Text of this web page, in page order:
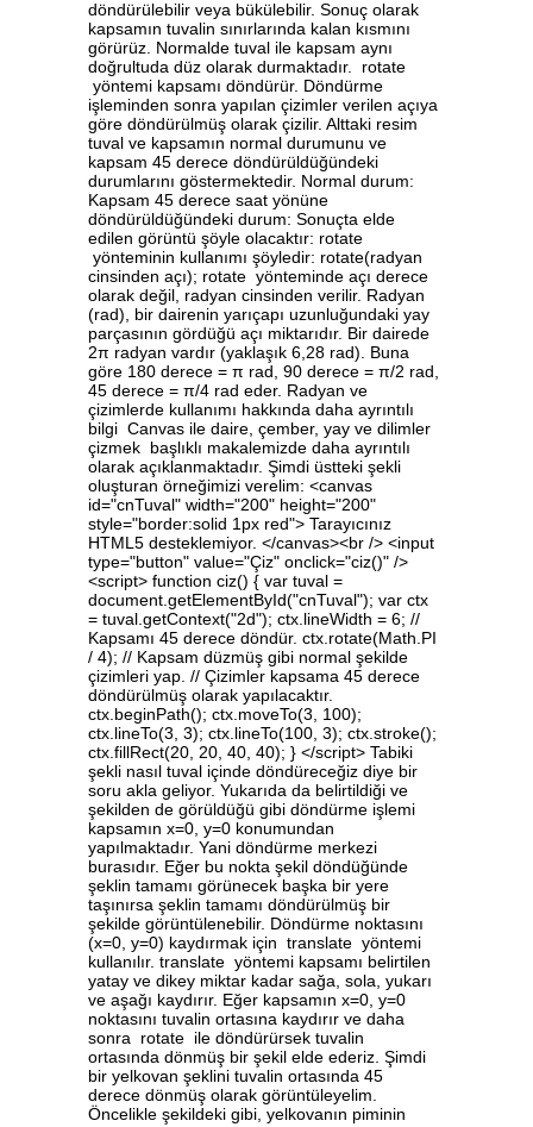
döndürülebilir veya bükülebilir. Sonuç olarak
kapsamın tuvalin sınırlarında kalan kısmını
görürüz. Normalde tuval ile kapsam aynı
doğrultuda düz olarak durmaktadır. rotate
yöntemi kapsamı döndürür. Döndürme
işleminden sonra yapılan çizimler verilen açıya
göre döndürülmüş olarak çizilir. Alttaki resim
tuval ve kapsamın normal durumunu ve
kapsam 45 derece döndürüldüğündeki
durumlarını göstermektedir. Normal durum:
Kapsam 45 derece saat yönüne
döndürüldüğündeki durum: Sonuçta elde
edilen görüntü şöyle olacaktır: rotate
yönteminin kullanımı şöyledir: rotate(radyan
cinsinden açı); rotate yönteminde açı derece
olarak değil, radyan cinsinden verilir. Radyan
(rad), bir dairenin yarıçapı uzunluğundaki yay
parçasının gördüğü açı miktarıdır. Bir dairede
2π radyan vardır (yaklaşık 6,28 rad). Buna
göre 180 derece = π rad, 90 derece = π/2 rad,
45 derece = π/4 rad eder. Radyan ve
çizimlerde kullanımı hakkında daha ayrıntılı
bilgi Canvas ile daire, çember, yay ve dilimler
çizmek başlıklı makalemizde daha ayrıntılı
olarak açıklanmaktadır. Şimdi üstteki şekli
oluşturan örneğimizi verelim: <canvas
id="cnTuval" width="200" height="200"
style="border:solid 1px red"> Tarayıcınız
HTML5 desteklemiyor. </canvas><br /> <input
type="button" value="Çiz" onclick="ciz()" />
<script> function ciz() { var tuval =
document.getElementById("cnTuval"); var ctx
= tuval.getContext("2d"); ctx.lineWidth = 6; //
Kapsamı 45 derece döndür. ctx.rotate(Math.PI
/ 4); // Kapsam düzmüş gibi normal şekilde
çizimleri yap. // Çizimler kapsama 45 derece
döndürülmüş olarak yapılacaktır.
ctx.beginPath(); ctx.moveTo(3, 100);
ctx.lineTo(3, 3); ctx.lineTo(100, 3); ctx.stroke();
ctx.fillRect(20, 20, 40, 40); } </script> Tabiki
şekli nasıl tuval içinde döndüreceğiz diye bir
soru akla geliyor. Yukarıda da belirtildiği ve
şekilden de görüldüğü gibi döndürme işlemi
kapsamın x=0, y=0 konumundan
yapılmaktadır. Yani döndürme merkezi
burasıdır. Eğer bu nokta şekil döndüğünde
şeklin tamamı görünecek başka bir yere
taşınırsa şeklin tamamı döndürülmüş bir
şekilde görüntülenebilir. Döndürme noktasını
(x=0, y=0) kaydırmak için translate yöntemi
kullanılır. translate yöntemi kapsamı belirtilen
yatay ve dikey miktar kadar sağa, sola, yukarı
ve aşağı kaydırır. Eğer kapsamın x=0, y=0
noktasını tuvalin ortasına kaydırır ve daha
sonra rotate ile döndürürsek tuvalin
ortasında dönmüş bir şekil elde ederiz. Şimdi
bir yelkovan şeklini tuvalin ortasında 45
derece dönmüş olarak görüntüleyelim.
Öncelikle şekildeki gibi, yelkovanın piminin